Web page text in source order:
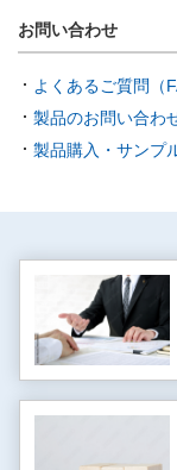
お問い合わせ
よくあるご質問（
製品のお問い合わ
製品購入・サンプ